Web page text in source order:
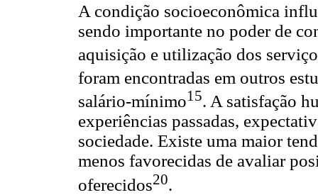
A condição socioeconômica
sendo importante no poder de
aquisição e utilização dos
foram encontradas em outros
salário-mínimo15. A satisfação
experiências passadas,
sociedade. Existe uma maior
menos favorecidas de avaliar
oferecidos20.